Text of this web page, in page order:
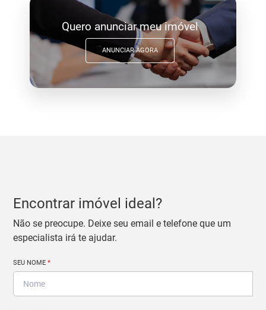
Quero anunciar meu imóvel
ANUNCIAR AGORA
Encontrar imóvel ideal?
Não se preocupe. Deixe seu email e telefone que um
especialista irá te ajudar.
SEU NOME*